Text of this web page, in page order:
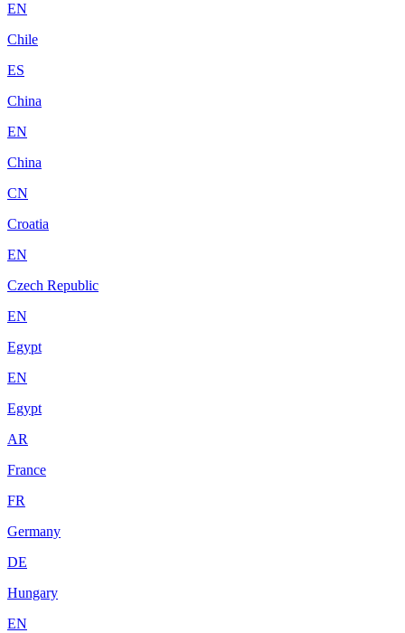
EN
Chile
ES
China
EN
China
CN
Croatia
EN
Czech Republic
EN
Egypt
EN
Egypt
AR
France
FR
Germany
DE
Hungary
EN